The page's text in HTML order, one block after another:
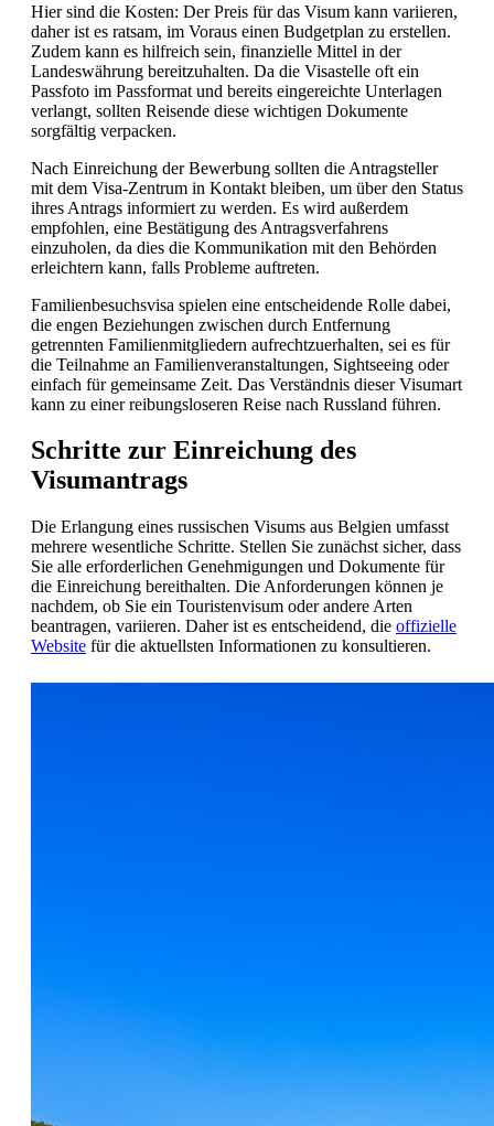
Hier sind die Kosten: Der Preis für das Visum kann variieren,
daher ist es ratsam, im Voraus einen Budgetplan zu erstellen.
Zudem kann es hilfreich sein, finanzielle Mittel in der
Landeswährung bereitzuhalten. Da die Visastelle oft ein
Passfoto im Passformat und bereits eingereichte Unterlagen
verlangt, sollten Reisende diese wichtigen Dokumente
sorgfältig verpacken.
Nach Einreichung der Bewerbung sollten die Antragsteller
mit dem Visa-Zentrum in Kontakt bleiben, um über den Status
ihres Antrags informiert zu werden. Es wird außerdem
empfohlen, eine Bestätigung des Antragsverfahrens
einzuholen, da dies die Kommunikation mit den Behörden
erleichtern kann, falls Probleme auftreten.
Familienbesuchsvisa spielen eine entscheidende Rolle dabei,
die engen Beziehungen zwischen durch Entfernung
getrennten Familienmitgliedern aufrechtzuerhalten, sei es für
die Teilnahme an Familienveranstaltungen, Sightseeing oder
einfach für gemeinsame Zeit. Das Verständnis dieser Visumart
kann zu einer reibungsloseren Reise nach Russland führen.
Schritte zur Einreichung des
Visumantrags
Die Erlangung eines russischen Visums aus Belgien umfasst
mehrere wesentliche Schritte. Stellen Sie zunächst sicher, dass
Sie alle erforderlichen Genehmigungen und Dokumente für
die Einreichung bereithalten. Die Anforderungen können je
nachdem, ob Sie ein Touristenvisum oder andere Arten
beantragen, variieren. Daher ist es entscheidend, die offizielle
Website für die aktuellsten Informationen zu konsultieren.